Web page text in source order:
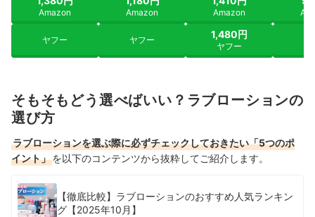
Amazon
ヤフー
Amazon
ヤフー
Amazon
1,480円
ヤフー
そもそもどう選べばいい？ラブローションの
選び方
ラブローションを選ぶ際に必ずチェックしておきたい「5つのポ
イント」を以下のコンテンツから抜粋してご紹介します。
【徹底比較】ラブローションのおすすめ人気ランキン
グ【2025年10月】